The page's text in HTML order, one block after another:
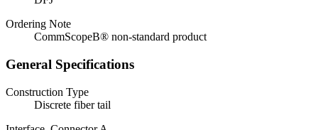
Ordering Note
CommScopeВ® non-standard product
General Specifications
Construction Type
Discrete fiber tail